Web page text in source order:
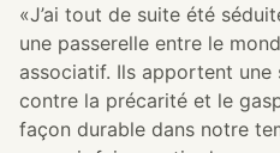
«J’ai tout de suite été
une passerelle entre le
associatif. Ils apportent
contre la précarité et le
façon durable dans notre